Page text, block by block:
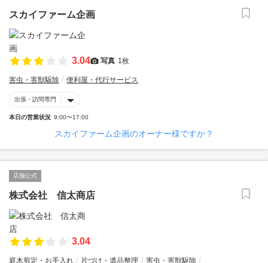
スカイファーム企画
3.04 写真 1枚
害虫・害獣駆除 便利屋・代行サービス
出張・訪問専門
本日の営業状況 9:00〜17:00
スカイファーム企画のオーナー様ですか？
店舗公式
株式会社 信太商店
3.04
庭木剪定・お手入れ 片づけ・遺品整理
害虫・害獣駆除